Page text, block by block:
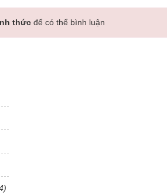
thức để có thể bình luận